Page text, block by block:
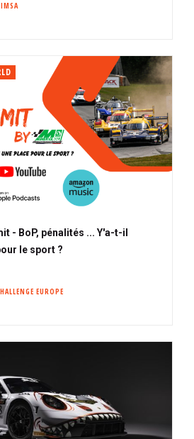
IMSA
- BoP, pénalités ... Y'a-t-il
le sport ?
EUROPE